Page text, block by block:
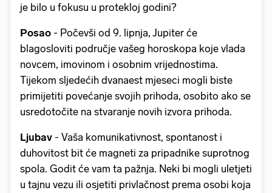
je bilo u fokusu u protekloj godini?
Posao - Počevši od 9. lipnja, Jupiter će
blagosloviti područje vašeg horoskopa koje vlada
novcem, imovinom i osobnim vrijednostima.
Tijekom sljedećih dvanaest mjeseci mogli biste
primijetiti povećanje svojih prihoda, osobito ako se
usredotočite na stvaranje novih izvora prihoda.
Ljubav - Vaša komunikativnost, spontanost i
duhovitost bit će magneti za pripadnike suprotnog
spola. Godit će vam ta pažnja. Neki bi mogli uletjeti
u tajnu vezu ili osjetiti privlačnost prema osobi koja